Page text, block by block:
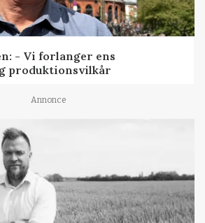
- Vi forlanger ens
produktionsvilkår
Annonce